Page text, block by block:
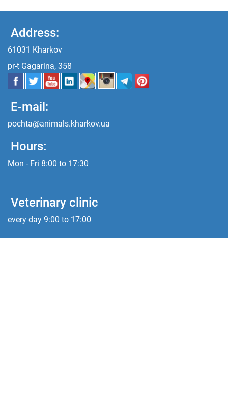
Address:
61031 Kharkov
pr-t Gagarina, 358
E-mail:
pochta@animals.kharkov.ua
Hours:
Mon - Fri 8:00 to 17:30
Veterinary clinic
every day 9:00 to 17:00